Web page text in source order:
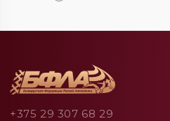
+375 29 307 68 29